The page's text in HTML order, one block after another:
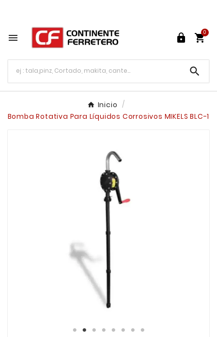
  
0

Inicio
Bomba Rotativa Para Líquidos Corrosivos MIKELS BLC-1